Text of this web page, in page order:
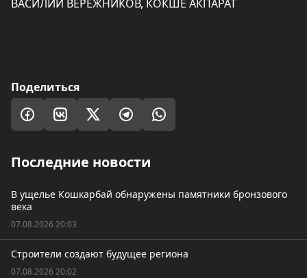
ВАСИЛИЙ ВЕРЕЖНИКОВ, КОКШЕ АКПАРАТ
Поделиться
Последние новости
В ущелье Кошкарбай обнаружены памятники бронзового
века
07.08.2026 20:03
Строители создают будущее региона
07.08.2026 20:02